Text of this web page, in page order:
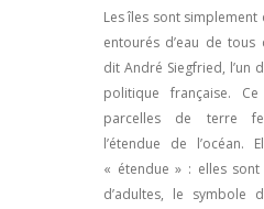
Les îles sont
entourés d’eau de tous
dit André Siegfried, l’un
politique française.
parcelles de terre
l’étendue de l’océan.
« étendue » : elles sont
d’adultes, le symbole